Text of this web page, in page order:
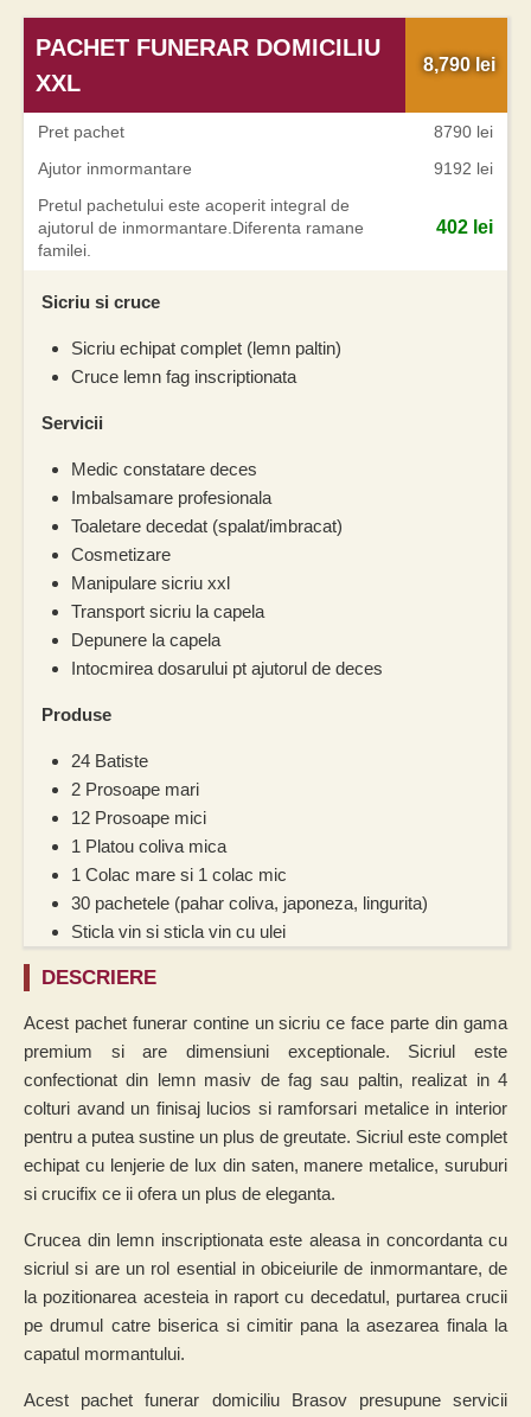
PACHET FUNERAR DOMICILIU
XXL
8,790lei
Pret pachet
8790 lei
Ajutor inmormantare
9192 lei
Pretul pachetului este acoperit integral de
ajutorul de inmormantare.Diferenta ramane
familei.
402 lei
Sicriu si cruce
Sicriu echipat complet (lemn paltin)
Cruce lemn fag inscriptionata
Servicii
Medic constatare deces
Imbalsamare profesionala
Toaletare decedat (spalat/imbracat)
Cosmetizare
Manipulare sicriu xxl
Transport sicriu la capela
Depunere la capela
Intocmirea dosarului pt ajutorul de deces
Produse
24 Batiste
2 Prosoape mari
12 Prosoape mici
1 Platou coliva mica
1 Colac mare si 1 colac mic
30 pachetele (pahar coliva, japoneza, lingurita)
Sticla vin si sticla vin cu ulei
DESCRIERE
Acest pachet funerar contine un sicriu ce face parte din gama
premium si are dimensiuni exceptionale. Sicriul este
confectionat din lemn masiv de fag sau paltin, realizat in 4
colturi avand un finisaj lucios si ramforsari metalice in interior
pentru a putea sustine un plus de greutate. Sicriul este complet
echipat cu lenjerie de lux din saten, manere metalice, suruburi
si crucifix ce ii ofera un plus de eleganta.
Crucea din lemn inscriptionata este aleasa in concordanta cu
sicriul si are un rol esential in obiceiurile de inmormantare, de
la pozitionarea acesteia in raport cu decedatul, purtarea crucii
pe drumul catre biserica si cimitir pana la asezarea finala la
capatul mormantului.
Acest pachet funerar domiciliu Brasov presupune servicii